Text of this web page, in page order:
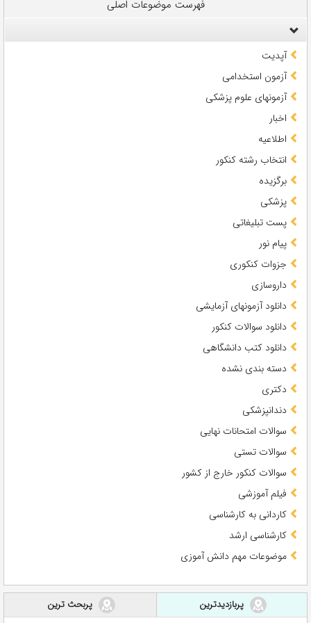
فهرست موضوعات اصلی
آپدیت
آزمون استخدامی
آزمونهای علوم پزشکی
اخبار
اطلاعیه
انتخاب رشته کنکور
برگزیده
پزشکی
پست تبلیغاتی
پیام نور
جزوات کنکوری
داروسازی
دانلود آزمونهای آزمایشی
دانلود سوالات کنکور
دانلود کتب دانشگاهی
دسته بندی نشده
دکتری
دندانپزشکی
سوالات امتحانات نهایی
سوالات تستی
سوالات کنکور خارج از کشور
فیلم آموزشی
کاردانی به کارشناسی
کارشناسی ارشد
موضوعات مهم دانش آموزی
پربازدیدترین
پربحث ترین